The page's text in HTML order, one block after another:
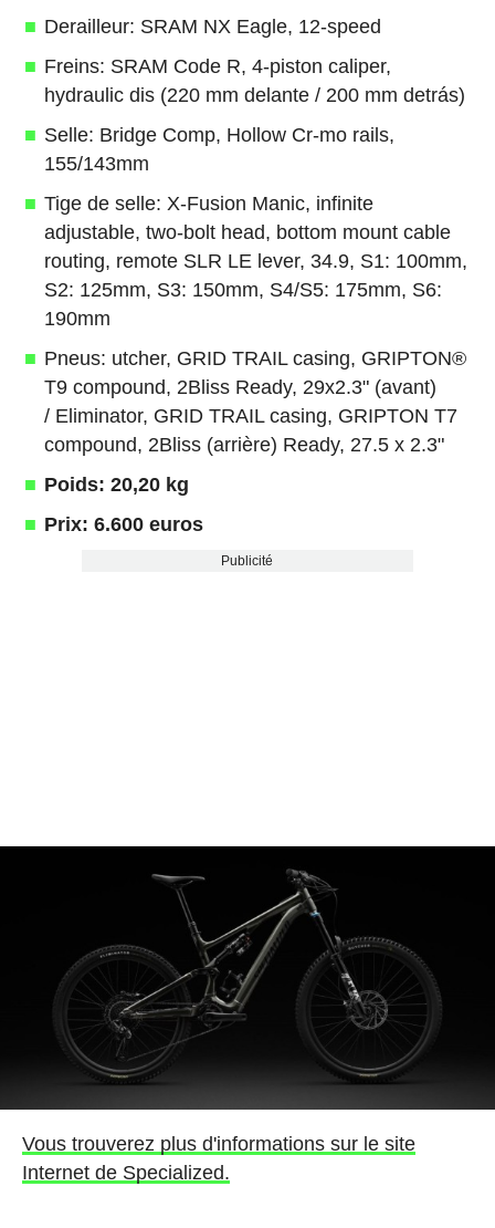
Derailleur: SRAM NX Eagle, 12-speed
Freins: SRAM Code R, 4-piston caliper,
hydraulic dis (220 mm delante / 200 mm detrás)
Selle: Bridge Comp, Hollow Cr-mo rails,
155/143mm
Tige de selle: X-Fusion Manic, infinite
adjustable, two-bolt head, bottom mount cable
routing, remote SLR LE lever, 34.9, S1: 100mm,
S2: 125mm, S3: 150mm, S4/S5: 175mm, S6:
190mm
Pneus: utcher, GRID TRAIL casing, GRIPTON®
T9 compound, 2Bliss Ready, 29x2.3" (avant)
/ Eliminator, GRID TRAIL casing, GRIPTON T7
compound, 2Bliss (arrière) Ready, 27.5 x 2.3"
Poids: 20,20 kg
Prix: 6.600 euros
Publicité
Vous trouverez plus d'informations sur le site
Internet de Specialized.